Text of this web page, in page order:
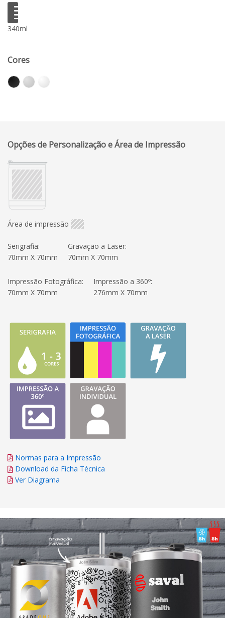
340ml
Cores
Opções de Personalização e Área de Impressão
Área de impressão
Serigrafia:
70mm X 70mm
Gravação a Laser:
70mm X 70mm
Impressão Fotográfica:
70mm X 70mm
Impressão a 360º:
276mm X 70mm
Normas para a Impressão
Download da Ficha Técnica
Ver Diagrama